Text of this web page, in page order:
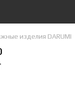
изделия DARUMI